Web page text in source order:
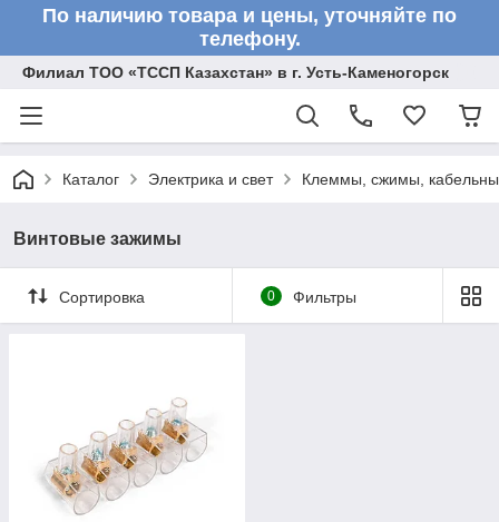
По наличию товара и цены, уточняйте по
телефону.
Филиал ТОО «ТССП Казахстан» в г. Усть-Каменогорск
Каталог Электрика и свет Клеммы, сжимы,
Винтовые зажимы
Сортировка 0 Фильтры